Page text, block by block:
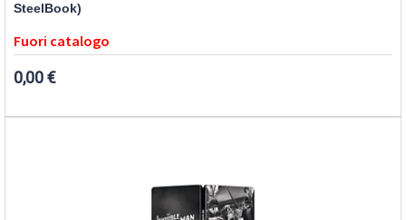
SteelBook)
Fuori catalogo
0,00 €